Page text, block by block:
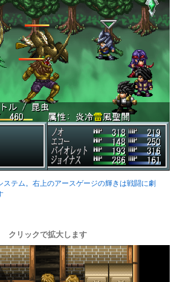
ステム。右上のアースゲージの輝きは戦闘に劇
クリックで拡大します